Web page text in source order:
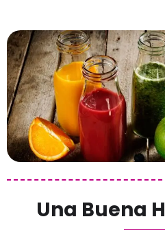
Una Buena